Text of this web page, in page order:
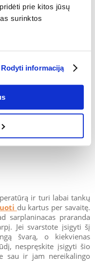
prie kitos jūsų
surinktos
Rodyti informaciją
taip pat reikia
. Sarplaninacas yra labai
dresūros metu.
ir turi labai tankų
du kartus per savaitę.
sarplaninacas praranda
Jei svarstote įsigyti šį
švarą, o kiekvienas
nespręskite įsigyti šio
sau ir jam nereikalingo